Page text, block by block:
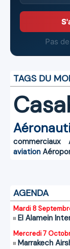
Pas
TAGS DU
commerciaux
aviation
AGENDA
Mardi 8
El Alamein
Mercredi 7
Marrakech